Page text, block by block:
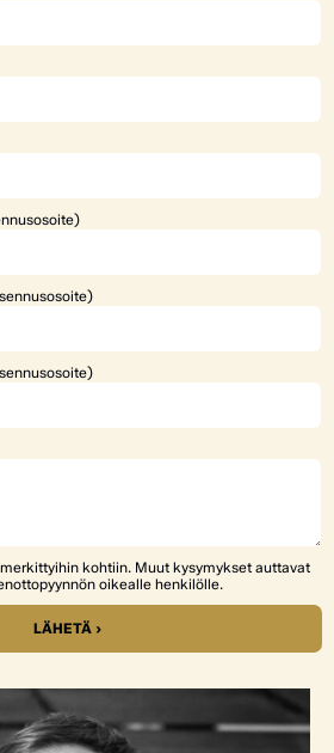
kohtiin. Muut kysymykset auttavat
oikealle henkilölle.
LÄHETÄ ›